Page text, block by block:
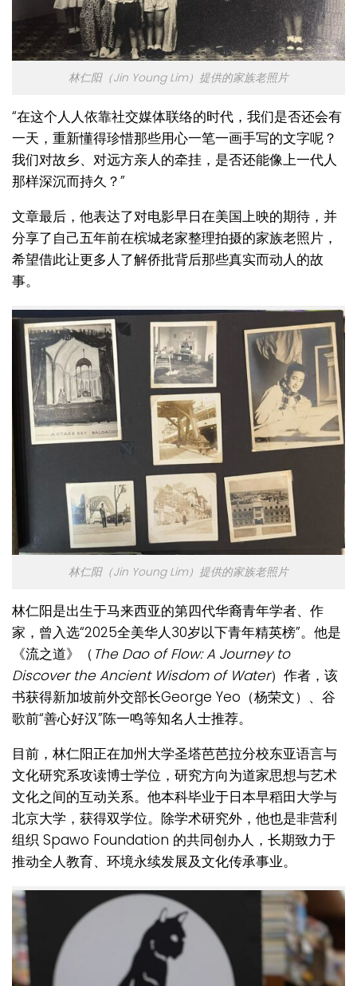
林仁阳（Jin Young Lim）提供的家族老照片
“在这个人人依靠社交媒体联络的时代，我们是否还会有
一天，重新懂得珍惜那些用心一笔一画手写的文字呢？
我们对故乡、对远方亲人的牵挂，是否还能像上一代人
那样深沉而持久？”
文章最后，他表达了对电影早日在美国上映的期待，并
分享了自己五年前在槟城老家整理拍摄的家族老照片，
希望借此让更多人了解侨批背后那些真实而动人的故
事。
林仁阳（Jin Young Lim）提供的家族老照片
林仁阳是出生于马来西亚的第四代华裔青年学者、作
家，曾入选“2025全美华人30岁以下青年精英榜”。他是
《流之道》（ The Dao of Flow: A Journey to
Discover the Ancient Wisdom of Water）作者，该
书获得新加坡前外交部长George Yeo（杨荣文） 、谷
歌前“善心好汉”陈一鸣等知名人士推荐。
目前，林仁阳正在加州大学圣塔芭芭拉分校东亚语言与
文化研究系攻读博士学位，研究方向为道家思想与艺术
文化之间的互动关系。他本科毕业于日本早稻田大学与
北京大学，获得双学位。除学术研究外，他也是非营利
组织 Spawo Foundation 的共同创办人，长期致力于
推动全人教育、环境永续发展及文化传承事业。